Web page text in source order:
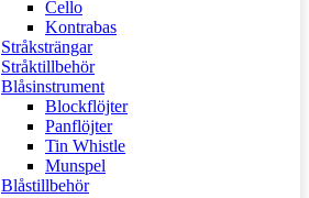
Cello
Kontrabas
Stråksträngar
Stråktillbehör
Blåsinstrument
Blockflöjter
Panflöjter
Tin Whistle
Munspel
Blåstillbehör